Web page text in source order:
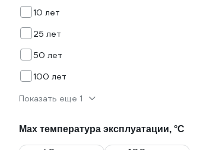
10 лет
25 лет
50 лет
100 лет
Показать еще 1
Max температура эксплуатации, °С